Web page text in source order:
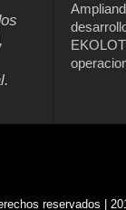
reservados |